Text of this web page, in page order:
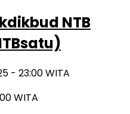
NTB
- 23:00 WITA
WITA